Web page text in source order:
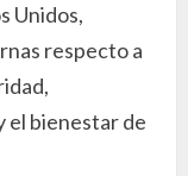
Unidos,
respecto a
el bienestar de